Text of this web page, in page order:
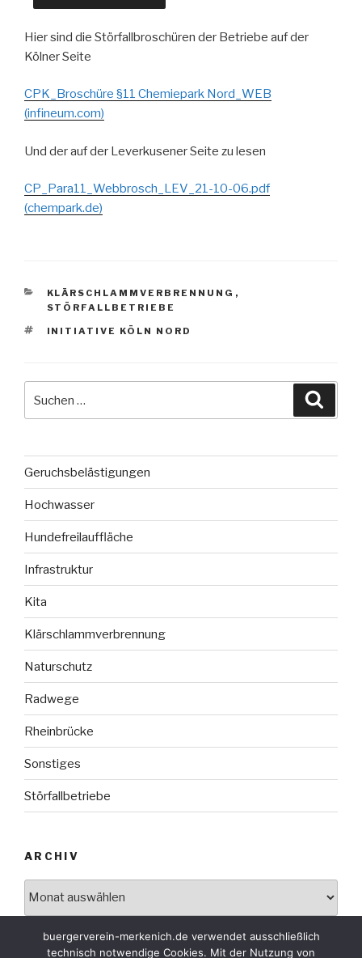
Hier sind die Störfallbroschüren der Betriebe auf der
Kölner Seite
CPK_Broschüre §11 Chemiepark Nord_WEB
(infineum.com)
Und der auf der Leverkusener Seite zu lesen
CP_Para11_Webbrosch_LEV_21-10-06.pdf
(chempark.de)
KATEGORIEN
KLÄRSCHLAMMVERBRENNUNG ,
STÖRFALLBETRIEBE
SCHLAGWÖRTER
INITIATIVE KÖLN NORD
Geruchsbelästigungen
Hochwasser
Hundefreilauffläche
Infrastruktur
Kita
Klärschlammverbrennung
Naturschutz
Radwege
Rheinbrücke
Sonstiges
Störfallbetriebe
ARCHIV
buergerverein-merkenich.de verwendet ausschließlich
technisch notwendige Cookies. Mit der Nutzung von